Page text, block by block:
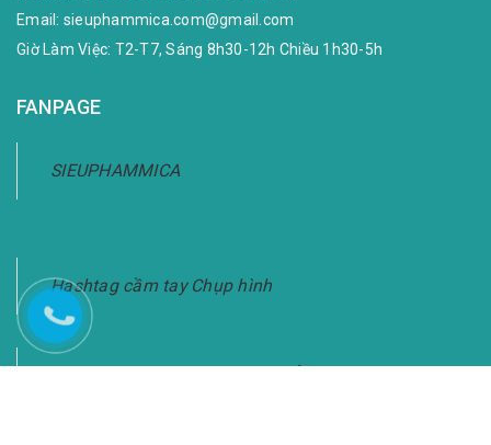
Email: sieuphammica.com@gmail.com
Giờ Làm Việc: T2-T7, Sáng 8h30-12h Chiều 1h30-5h
FANPAGE
SIEUPHAMMICA
Hashtag cầm tay Chụp hình